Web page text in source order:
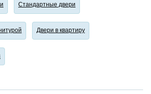
Стандартные двери
Двери в квартиру